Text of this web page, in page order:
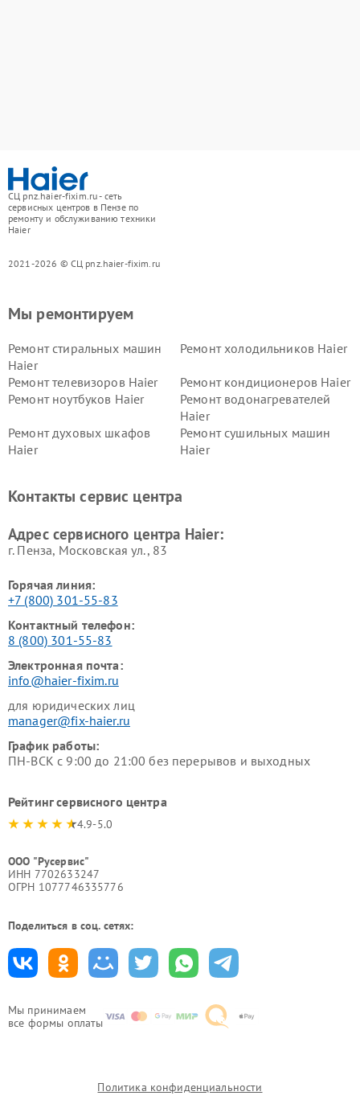
СЦ pnz.haier-fixim.ru - сеть
сервисных центров в Пензе по
ремонту и обслуживанию техники
Haier
2021-2026 © СЦ pnz.haier-fixim.ru
Мы принимаем
все формы оплаты
Мы ремонтируем
Ремонт стиральных машин
Haier
Ремонт холодильников Haier
Ремонт телевизоров Haier
Ремонт кондиционеров Haier
Ремонт ноутбуков Haier
Ремонт водонагревателей
Haier
Ремонт духовых шкафов
Haier
Ремонт сушильных машин
Haier
Ремонт роботов-пылесосов
Ремонт посудомоечных
Контакты сервис центра
Адрес сервисного центра Haier:
г. Пенза, Московская ул., 83
Горячая линия:
+7 (800) 301-55-83
Контактный телефон:
8 (800) 301-55-83
Электронная почта:
info@haier-fixim.ru
для юридических лиц
manager@fix-haier.ru
График работы:
ПН-ВСК с 9:00 до 21:00 без перерывов и выходных
Рейтинг сервисного центра
4.9-5.0
ООО "Русервис"
ИНН 7702633247
ОГРН 1077746335776
Поделиться в соц. сетях:
Политика конфиденциальности